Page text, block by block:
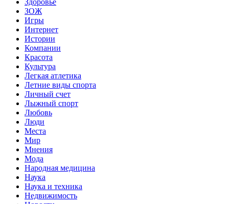
Здоровье
ЗОЖ
Игры
Интернет
Истории
Компании
Красота
Культура
Легкая атлетика
Летние виды спорта
Личный счет
Лыжный спорт
Любовь
Люди
Места
Мир
Мнения
Мода
Народная медицина
Наука
Наука и техника
Недвижимость